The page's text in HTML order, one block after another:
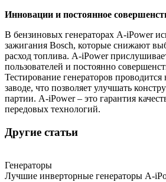
Инновации и постоянное
В бензиновых генераторах A-iPower
зажигания Bosch, которые снижают
расход топлива. A-iPower
пользователей и постоянно
Тестирование генераторов проводится
заводе, что позволяет улучшать
партии. A-iPower – это гарантия
передовых технологий.
Другие статьи
Генераторы
Лучшие инверторные генераторы A-